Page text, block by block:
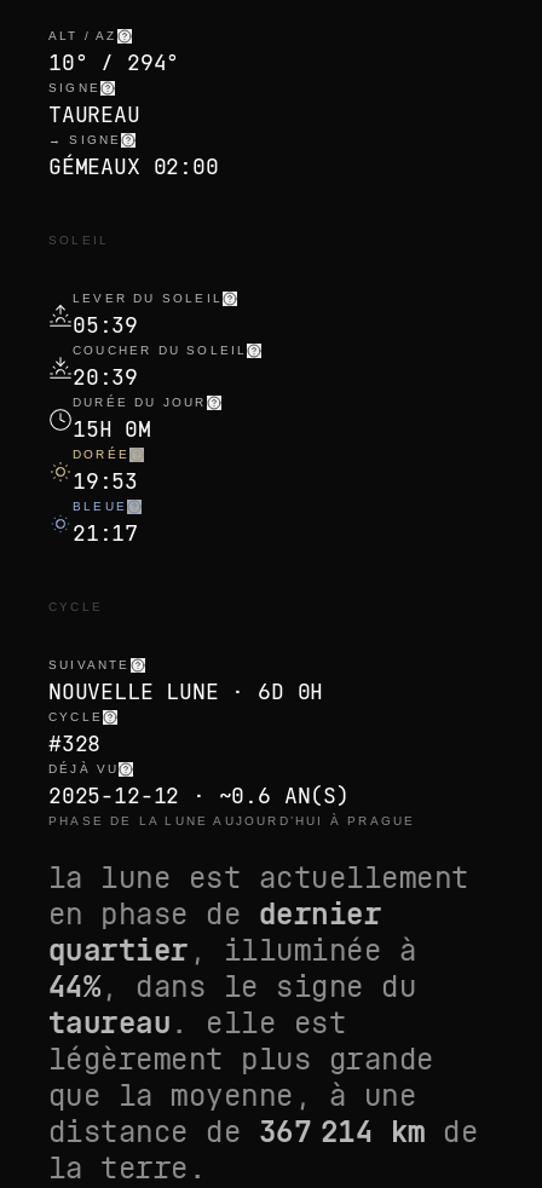
ALT / AZ
10° / 294°
SIGNE
TAUREAU
→ SIGNE
GÉMEAUX 02:00
SOLEIL
LEVER DU SOLEIL
05:39
COUCHER DU SOLEIL
20:39
DURÉE DU JOUR
15H 0M
DORÉE
19:53
BLEUE
21:17
CYCLE
SUIVANTE
NOUVELLE LUNE · 6D 0H
CYCLE
#328
DÉJÀ VU
2025-12-12 · ~0.6 AN(S)
PHASE DE LA LUNE AUJOURD’HUI À PRAGUE
la lune est actuellement
en phase de dernier
quartier , illuminée à
44%, dans le signe du
taureau. elle est
légèrement plus grande
que la moyenne , à une
distance de 367 214 km de
la terre.